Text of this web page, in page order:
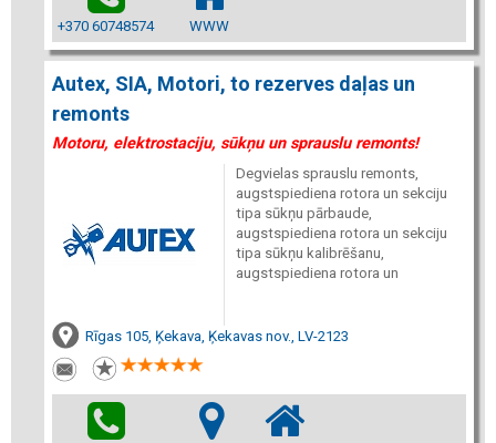
+370 60748574 WWW
Autex, SIA, Motori, to rezerves daļas un
remonts
Motoru, elektrostaciju, sūkņu un sprauslu remonts!
Degvielas sprauslu remonts,
augstspiediena rotora un sekciju
tipa sūkņu pārbaude,
augstspiediena rotora un sekciju
tipa sūkņu kalibrēšanu,
augstspiediena rotora un
Rīgas 105, Ķekava, Ķekavas nov., LV-2123